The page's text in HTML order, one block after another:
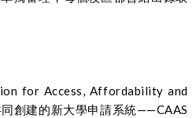
for Access, Affordability and
創建的新大學申請系統——CAAS